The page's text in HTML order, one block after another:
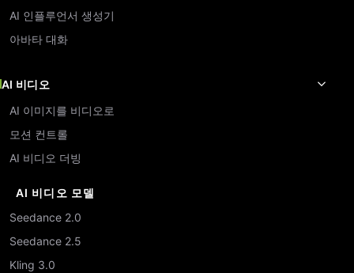
AI 인플루언서 생성기
아바타 대화
AI 비디오
AI 이미지를 비디오로
모션 컨트롤
AI 비디오 더빙
AI 비디오 모델
Seedance 2.0
Seedance 2.5
Kling 3.0